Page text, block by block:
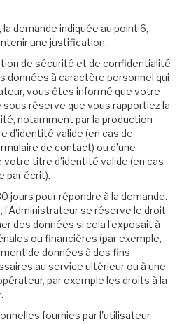
demande indiquée au point 6,
une justification.
de sécurité et de confidentialité
données à caractère personnel qui
vous êtes informé que votre
réserve que vous rapportiez la
notamment par la production
d’identité valide (en cas de
de contact) ou d’une
titre d’identité valide (en cas
par écrit).
jours pour répondre à la demande.
l’Administrateur se réserve le droit
des données si cela l’exposait à
ou financières (par exemple,
de données à des fins
au service ultérieur ou à une
par exemple les droits à la
fournies par l'utilisateur